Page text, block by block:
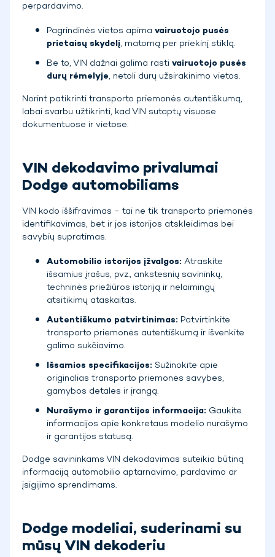
perpardavimo.
Pagrindinės vietos apima vairuotojo pusės
prietaisų skydelį, matomą per priekinį stiklą.
Be to, VIN dažnai galima rasti vairuotojo pusės
durų rėmelyje, netoli durų užsirakinimo vietos.
Norint patikrinti transporto priemonės autentiškumą,
labai svarbu užtikrinti, kad VIN sutaptų visuose
dokumentuose ir vietose.
VIN dekodavimo privalumai
Dodge automobiliams
VIN kodo iššifravimas - tai ne tik transporto priemonės
identifikavimas, bet ir jos istorijos atskleidimas bei
savybių supratimas.
Automobilio istorijos įžvalgos: Atraskite
išsamius įrašus, pvz., ankstesnių savininkų,
techninės priežiūros istoriją ir nelaimingų
atsitikimų ataskaitas.
Autentiškumo patvirtinimas: Patvirtinkite
transporto priemonės autentiškumą ir išvenkite
galimo sukčiavimo.
Išsamios specifikacijos: Sužinokite apie
originalias transporto priemonės savybes,
gamybos detales ir įrangą.
Nurašymo ir garantijos informacija: Gaukite
informacijos apie konkretaus modelio nurašymo
ir garantijos statusą.
Dodge savininkams VIN dekodavimas suteikia būtiną
informaciją automobilio aptarnavimo, pardavimo ar
įsigijimo sprendimams.
Dodge modeliai, suderinami su
mūsų VIN dekoderiu